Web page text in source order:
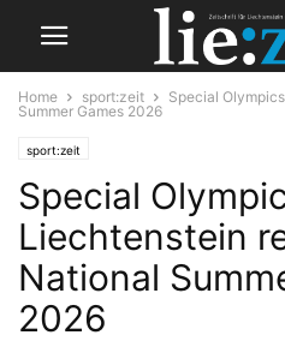
Home sport:zeit
Special
Summer Games 2026
sport:zeit
Special
Liechtenstein
National
2026